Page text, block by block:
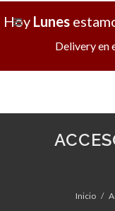
Hoy Lunes
Delivery en
Inicio